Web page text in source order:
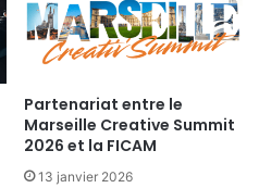
Partenariat entre le
Marseille Creative Summit
2026 et la FICAM
13 janvier 2026